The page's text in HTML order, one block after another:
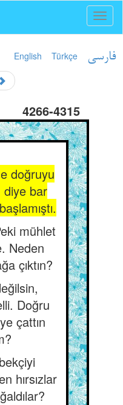
English Türkçe فارسی
4266-4315
doğruyu
diye bar
mühlet
Neden
çıktın?
Doğru
çattın
hırsızlar